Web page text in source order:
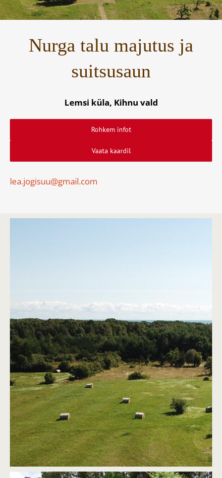
Nurga talu majutus ja
suitsusaun
Lemsi küla, Kihnu vald
Rohkem infot
Vaata kaardil
lea.jogisuu@gmail.com